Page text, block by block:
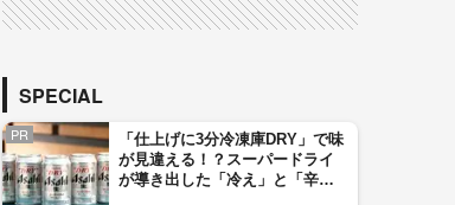
SPECIAL
PR
「仕上げに3分冷凍庫DRY」で味
が見違える！？スーパードライ
が導き出した「冷え」と「辛